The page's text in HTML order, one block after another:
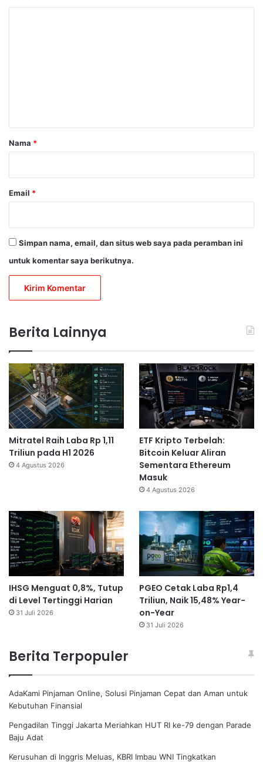
rNama *
Email *
Simpan nama, email, dan situs web saya pada peramban ini
untuk komentar saya berikutnya.
Berita Lainnya
Mitratel Raih Laba Rp 1,11
Triliun pada H1 2026
4 Agustus 2026
ETF Kripto Terbelah:
Bitcoin Keluar Aliran
Sementara Ethereum
Masuk
4 Agustus 2026
IHSG Menguat 0,8%, Tutup
di Level Tertinggi Harian
31 Juli 2026
PGEO Cetak Laba Rp1,4
Triliun, Naik 15,48% Year-
on-Year
31 Juli 2026
Berita Terpopuler
AdaKami Pinjaman Online, Solusi Pinjaman Cepat dan Aman untuk
Kebutuhan Finansial
Pengadilan Tinggi Jakarta Meriahkan HUT RI ke-79 dengan Parade
Baju Adat
Kerusuhan di Inggris Meluas, KBRI Imbau WNI Tingkatkan